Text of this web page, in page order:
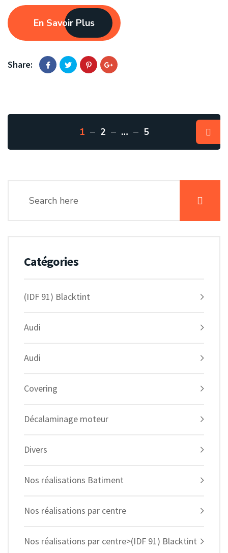
En Savoir Plus
Share:
1 2 … 5
Catégories
(IDF 91) Blacktint
Audi
Audi
Covering
Décalaminage moteur
Divers
Nos réalisations Batiment
Nos réalisations par centre
Nos réalisations par centre>(IDF 91) Blacktint